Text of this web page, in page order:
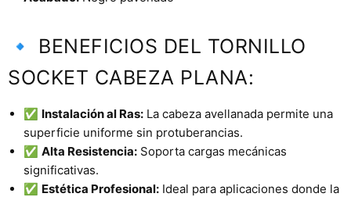
🔹 BENEFICIOS DEL TORNILLO
SOCKET CABEZA PLANA:
✅ Instalación al Ras: La cabeza avellanada permite una
superficie uniforme sin protuberancias.
✅ Alta Resistencia: Soporta cargas mecánicas
significativas.
✅ Estética Profesional: Ideal para aplicaciones donde la